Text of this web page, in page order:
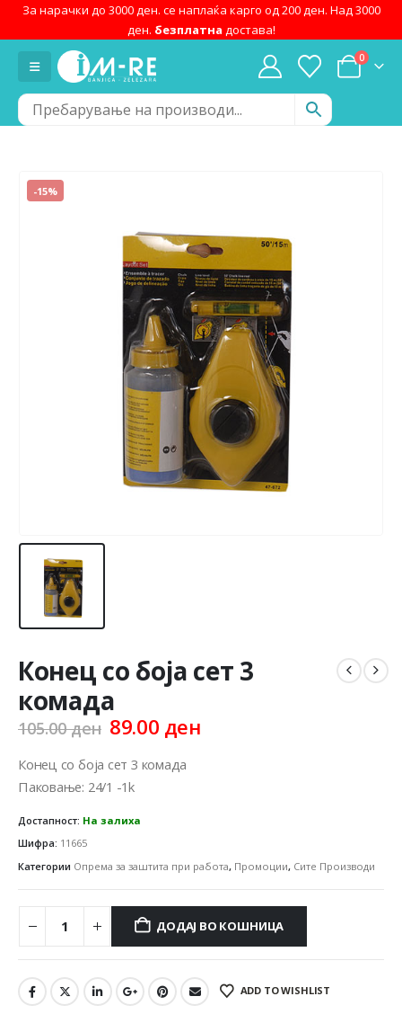
За нарачки до 3000 ден. се наплаќа карго од 200 ден. Над 3000
ден. безплатна достава!
0
-15%
Конец со боја сет 3
комада
105.00ден Original
was:
105.00 ден.
89.00 денCurrent
Конец со боја сет 3 комада
Паковање: 24/1 -1k
Достапност: На залиха
Шифра: 11665
Категории Опрема за заштита при работа, Промоции, Сите Производи
ДОДАЈ ВО КОШНИЦА
ADD TO WISHLIST